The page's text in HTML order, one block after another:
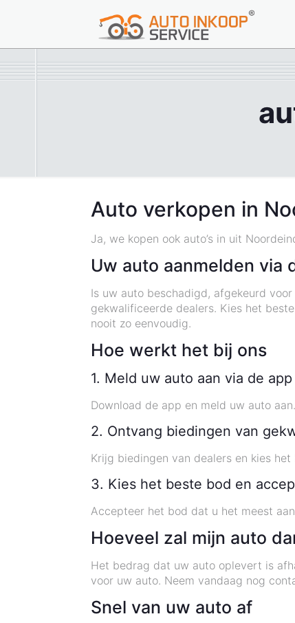
Auto verkopen in
Ja, we kopen ook auto’s in uit
Uw auto aanmelden via
Is uw auto beschadigd, afgekeurd
gekwalificeerde dealers. Kies het
nooit zo eenvoudig.
Hoe werkt het bij ons
1. Meld uw auto aan via de app
Download de app en meld uw auto
2. Ontvang biedingen van
Krijg biedingen van dealers en kies
3. Kies het beste bod en
Accepteer het bod dat u het meest
Hoeveel zal mijn auto
Het bedrag dat uw auto oplevert is
voor uw auto. Neem vandaag nog
Snel van uw auto af